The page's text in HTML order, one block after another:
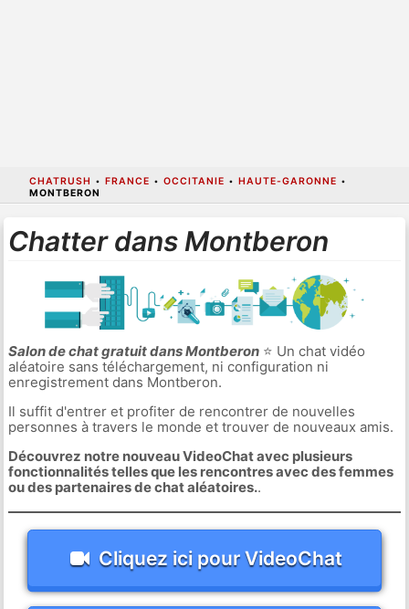
CHATRUSH • FRANCE • OCCITANIE • HAUTE-GARONNE •
MONTBERON
Chatter dans Montberon
Salon de chat gratuit dans Montberon⭐ Un chat vidéo
aléatoire sans téléchargement, ni configuration ni
enregistrement dans Montberon.
Il suffit d'entrer et profiter de rencontrer de nouvelles
personnes à travers le monde et trouver de nouveaux amis.
Découvrez notre nouveau VideoChat avec plusieurs
fonctionnalités telles que les rencontres avec des femmes
ou des partenaires de chat aléatoires..
Cliquez ici pour VideoChat